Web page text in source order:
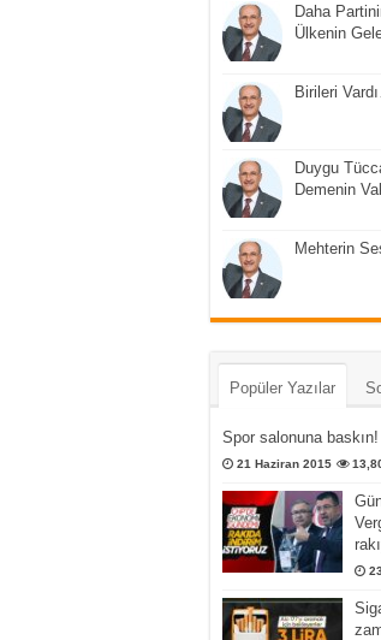
Daha
Ülkenin
Birileri
Duygu
Demenin
Mehterin
Popüler Yazılar
Spor salonuna baskın!
21 Haziran 2015